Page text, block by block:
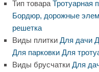
Тип товара Тротуарная
Бордюр, дорожные
решетка
Виды плитки Для дачи
Для парковки Для
Виды брусчатки Для